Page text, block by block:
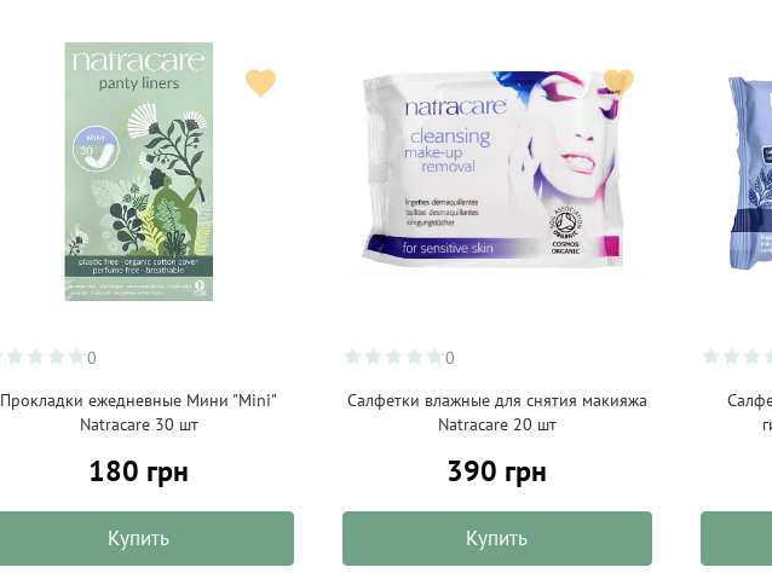
0
Прокладки ежедневные Мини "Mini"
Natracare 30 шт
180 грн
Купить
0
Салфетки влажные для снятия макияжа
Natracare 20 шт
390 грн
Купить